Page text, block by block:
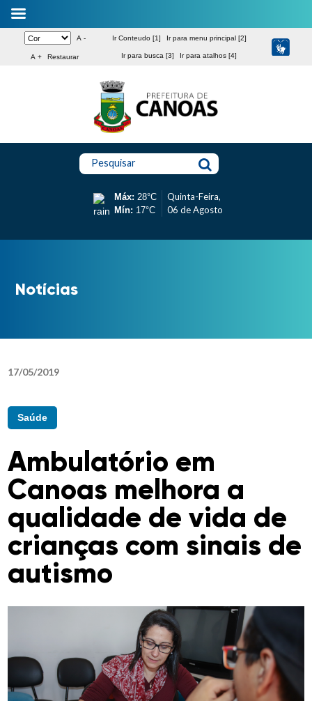
A -
A + Restaurar
Ir Conteudo [1] Ir para menu principal [2]
Ir para busca [3] Ir para atalhos [4]
Pesquisar
Máx: 28°C
Mín: 17°C
Quinta-Feira,
06 de Agosto
Notícias
17/05/2019
Saúde
Ambulatório em
Canoas melhora a
qualidade de vida de
crianças com sinais de
autismo